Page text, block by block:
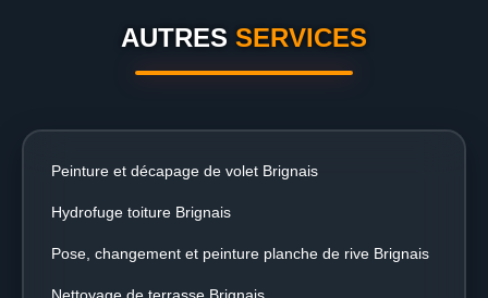
AUTRES SERVICES
Peinture et décapage de volet Brignais
Hydrofuge toiture Brignais
Pose, changement et peinture planche de rive Brignais